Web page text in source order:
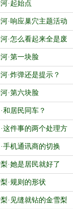
·起始点
·响应巢穴主题活动
·怎么看起来全是废
·第一块脸
·炸弹还是提示？
·第六块脸
和居民同车？
这件事的两个处理方
手机通讯商的切换
·她是居民就好了
·规则的形状
·见缝就钻的金雪梨